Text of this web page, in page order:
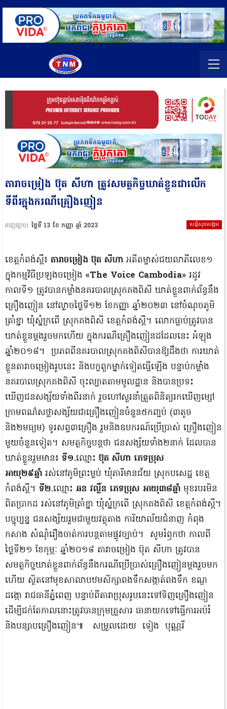
តារាចម្រៀង ប៊ុត សីហា ត្រូវសមត្ថកិច្ចឃាត់ខ្លួនជាលើក
ទីពីរក្នុងករណីគ្រឿងញៀន
សន្តិសុខសង្គម
ចេញផ្សាយ ថ្ងៃទី 13 ខែ កញ្ញា ឆ្នាំ 2023
ខេត្តកំពង់ស្ពឺ៖ តារាចម្រៀង ប៊ុត សីហា អតីតម្ចាស់ជយលាភីលេខ១
ក្នុងកម្មវិធីប្រឡងចម្រៀង «The Voice Cambodia» រដូវ
កាលទី១ ត្រូវបានកម្លាំងនគរបាលស្រុកគងពិសី ឃាត់ខ្លួនពាក់ព័ន្ធនឹង
គ្រឿងញៀន នៅល្ងាចថ្ងៃទី១២ ខែកញ្ញា ឆ្នាំ២០២៣ នៅចំណុចភូមិ
ត្រាំខ្នា ឃុំស្នំក្រពើ ស្រុកគងពិសី ខេត្តកំពង់ស្ពឺ។ លោកធ្លាប់ត្រូវបាន
ឃាត់ខ្លួនម្ដងរួចមកហើយ ក្នុងករណីគ្រឿងញៀនដដែលនេះ អំឡុង
ឆ្នាំ២០១៨។ ប្រភពពីនគរបាលស្រុកគងពិសីបានឱ្យដឹងថា ការឃាត់
ខ្លួនតារាចម្រៀងរូបនេះ និងបក្ខពួកម្នាក់ទៀតធ្វើឡើង បន្ទាប់កម្លាំង
នគរបាលស្រុកគងពិសី ចុះល្បាតតាមមូលដ្ឋាន និងបានប្រទះ
ឃើញជនសង្ស័យទាំងពីរនាក់ រួចហៅសួរនាំត្រួតពិនិត្យរកឃើញម្សៅ
ក្រាមពណ៌សថ្លាសង្ស័យជាគ្រឿងញៀនចំនួន៥កញ្ចប់ (៣តូច
និង២មធ្យម) ទូរសព្ទ៣គ្រឿង រួមនិងឧបករណ៍ប្រើប្រាស់ គ្រឿងញៀន
មួយចំនួនទៀត។ សមត្ថកិច្ចបន្តថា ជនសង្ស័យទាំង២នាក់ ដែលបាន
ឃាត់ខ្លួនរួមមាន៖ ទី១.ឈ្មោះ ប៊ុត សីហា ភេទប្រុស
អាយុ២៩ឆ្នាំ រស់នៅភូមិព្រះម្លប់ ឃុំភារីមានជ័យ ស្រុកបសេដ្ឋ ខេត្ត
កំពង់ស្ពឺ។ ទី២.ឈ្មោះ ឆន វល្លិ៍ន ភេទប្រុស អាយុ៣៨ឆ្នាំ មុខរបរមិន
ពិតប្រាកដ រស់នៅភូមិត្រាំខ្នា ឃុំស្នំក្រពើ ស្រុកគងពិសី ខេត្តកំពង់ស្ពឺ។
បច្ចុប្បន្ន ជនសង្ស័យរួមជាមួយវត្ថុតាង ការិយាល័យជំនាញ កំពុង
កសាង សំណុំរឿងចាត់ការបន្តតាមផ្លូវច្បាប់។ សូមរំឭកថា កាលពី
ថ្ងៃទី២១ ខែកុម្ភៈ ឆ្នាំ២០១៨ តារាចម្រៀង ប៊ុត សីហា ត្រូវបាន
សមត្ថកិច្ចឃាត់ខ្លួនពាក់ព័ន្ធនឹងករណីប្រើប្រាស់គ្រឿងញៀនម្ដងរួចមក
ហើយ ស្ថិតនៅមុខសាលាបឋមសិក្សាពងទឹកសង្កាត់ពងទឹក ខណ្ឌ
ដង្កោ រាជធានីភ្នំពេញ បន្ទាប់ពីតារាប្រុសរូបនេះទៅទិញគ្រឿងញៀន
ដើម្បីជក់តែកាលនោះត្រូវបានក្រុមគ្រួសារ ធានាយកទៅធ្វើការអប់រំ
និងបន្សាបគ្រឿងញៀន៕ សម្រួលដោយ ទៀង បុណ្ណរី